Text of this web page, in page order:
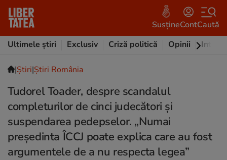
SusțineContCaută
Ultimele știri
Exclusiv Criză politică Opinii
|Ştiri|Știri România
Tudorel Toader, despre scandalul
completurilor de cinci judecători și
suspendarea pedepselor. „Numai
preşedinta ÎCCJ poate explica care au fost
argumentele de a nu respecta legea”